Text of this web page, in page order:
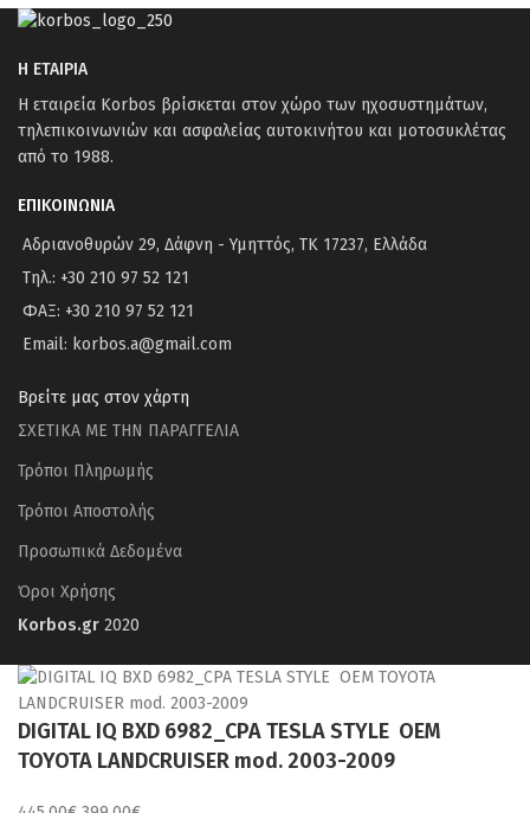
Η ΕΤΑΙΡΙΑ
Η εταιρεία Korbos βρίσκεται στον χώρο των ηχοσυστημάτων,
τηλεπικοινωνιών και ασφαλείας αυτοκινήτου και μοτοσυκλέτας
από το 1988.
ΕΠΙΚΟΙΝΩΝΙΑ
Αδριανοθυρών 29, Δάφνη - Υμηττός, ΤΚ 17237, Ελλάδα
Τηλ.: +30 210 97 52 121
ΦΑΞ: +30 210 97 52 121
Email: korbos.a@gmail.com
Βρείτε μας στον χάρτη
ΣΧΕΤΙΚΑ ΜΕ ΤΗΝ ΠΑΡΑΓΓΕΛΙΑ
Τρόποι Πληρωμής
Τρόποι Αποστολής
Προσωπικά Δεδομένα
Όροι Χρήσης
Korbos.gr 2020
DIGITAL IQ BXD 6982_CPA TESLA STYLE OEM
TOYOTA LANDCRUISER mod. 2003-2009